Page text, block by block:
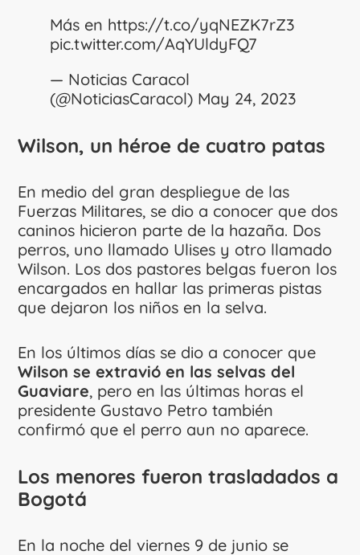
Más en https://t.co/yqNEZK7rZ3
pic.twitter.com/AqYUldyFQ7
— Noticias Caracol
(@NoticiasCaracol) May 24, 2023
Wilson, un héroe de cuatro patas
En medio del gran despliegue de las
Fuerzas Militares, se dio a conocer que dos
caninos hicieron parte de la hazaña. Dos
perros, uno llamado Ulises y otro llamado
Wilson. Los dos pastores belgas fueron los
encargados en hallar las primeras pistas
que dejaron los niños en la selva.
En los últimos días se dio a conocer que
Wilson se extravió en las selvas del
Guaviare, pero en las últimas horas el
presidente Gustavo Petro también
confirmó que el perro aun no aparece.
Los menores fueron trasladados a
Bogotá
En la noche del viernes 9 de junio se